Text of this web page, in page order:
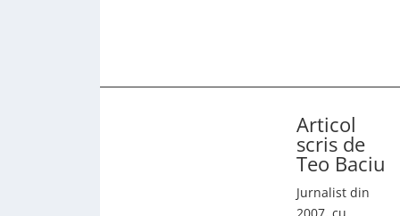
Articol
scris de
Teo Baciu
Jurnalist din